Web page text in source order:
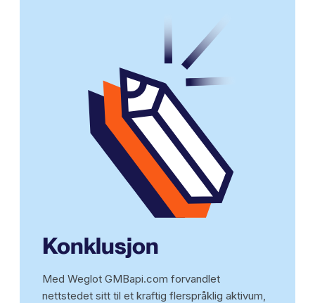
Konklusjon
Med Weglot GMBapi.com forvandlet
nettstedet sitt til et kraftig flerspråklig aktivum,